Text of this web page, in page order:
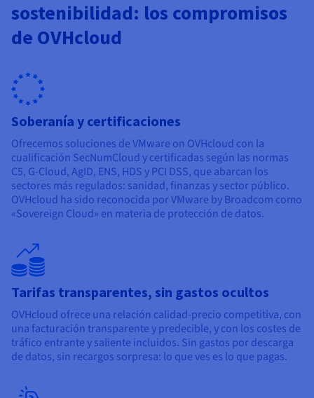
sostenibilidad: los compromisos
de OVHcloud
Soberanía y certificaciones
Ofrecemos soluciones de VMware on OVHcloud con la
cualificación SecNumCloud y certificadas según las normas
C5, G-Cloud, AgID, ENS, HDS y PCI DSS, que abarcan los
sectores más regulados: sanidad, finanzas y sector público.
OVHcloud ha sido reconocida por VMware by Broadcom como
«Sovereign Cloud» en materia de protección de datos.
Tarifas transparentes, sin gastos ocultos
OVHcloud ofrece una relación calidad-precio competitiva, con
una facturación transparente y predecible, y con los costes de
tráfico entrante y saliente incluidos. Sin gastos por descarga
de datos, sin recargos sorpresa: lo que ves es lo que pagas.